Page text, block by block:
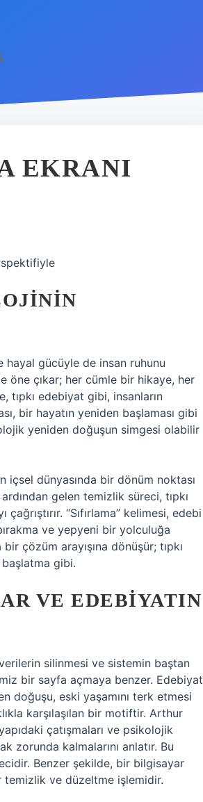
EKRANI
gücüyle de insan ruhunu
öne çıkar; her cümle bir hikaye, her
tıpkı edebiyat gibi, insanların
bir hayatın yeniden başlaması gibi
yeniden doğuşun simgesi olabilir
içsel dünyasında bir dönüm noktası
gelen temizlik süreci, tıpkı
“Sıfırlama” kelimesi, edebi
ve yepyeni bir yolculuğa
çözüm arayışına dönüşür; tıpkı
başlatma gibi.
VE EDEBIYATIN
silinmesi ve sistemin baştan
bir sayfa açmaya benzer. Edebiyat
doğuşu, eski yaşamını terk etmesi
karşılaşılan bir motiftir. Arthur
çatışmaları ve psikolojik
zorunda kalmalarını anlatır. Bu
Benzer şekilde, bir bilgisayar
temizlik ve düzeltme işlemidir.